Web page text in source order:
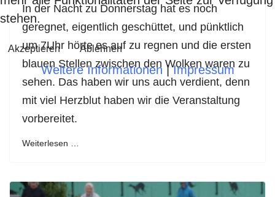
In der Nacht zu Donnerstag hat es noch
geregnet, eigentlich geschüttet, und pünktlich
um 7Uhr hörte es auf zu regnen und die ersten
blauen Stellen zwischen den Wolken waren zu
sehen. Das haben wir uns auch verdient, denn
mit viel Herzblut haben wir die Veranstaltung
vorbereitet.
Weiterlesen …
stehen.
Akzeptieren Ablehnen
Weitere Informationen |Impressum